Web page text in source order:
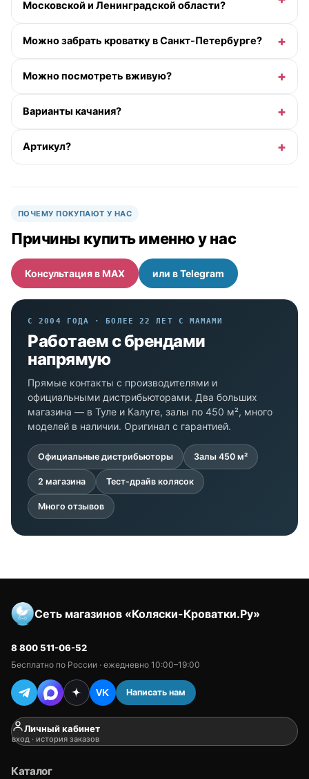
Московской и Ленинградской области?
Можно забрать кроватку в Санкт-Петербурге?
Можно посмотреть вживую?
Варианты качания?
Артикул?
ПОЧЕМУ ПОКУПАЮТ У НАС
Причины купить именно у нас
Консультация в MAX или в Telegram
С 2004 ГОДА · БОЛЕЕ 22 ЛЕТ С МАМАМИ
Работаем с брендами
напрямую
Прямые контакты с производителями и
официальными дистрибьюторами. Два больших
магазина — в Туле и Калуге, залы по 450 м², много
моделей в наличии. Оригинал с гарантией.
Официальные дистрибьюторы Залы 450 м²
2 магазина Тест-драйв колясок
Много отзывов
Сеть магазинов «Коляски-Кроватки.Ру»
8 800 511-06-52
Бесплатно по России · ежедневно 10:00–19:00
VK Написать нам
Личный кабинет
вход · история заказов
Каталог